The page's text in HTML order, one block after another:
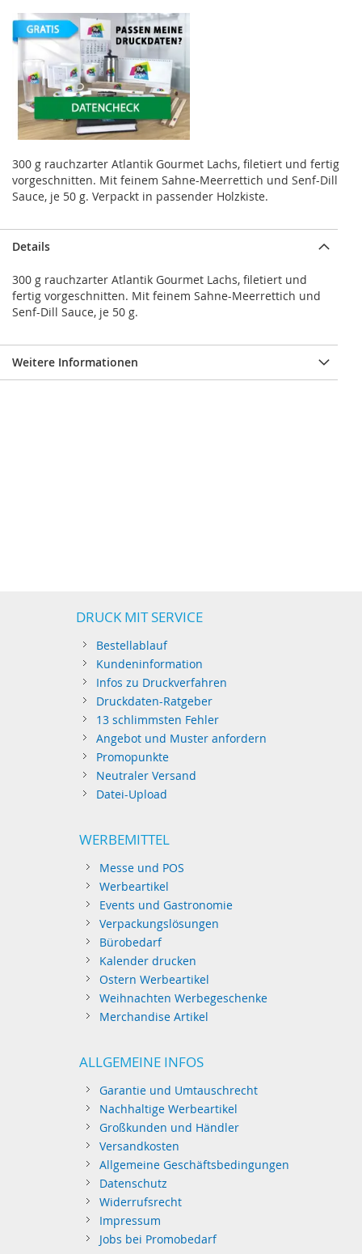
300 g rauchzarter Atlantik Gourmet Lachs, filetiert und fertig
vorgeschnitten. Mit feinem Sahne-Meerrettich und Senf-Dill
Sauce, je 50 g. Verpackt in passender Holzkiste.
Details
300 g rauchzarter Atlantik Gourmet Lachs, filetiert und
fertig vorgeschnitten. Mit feinem Sahne-Meerrettich und
Senf-Dill Sauce, je 50 g.
Weitere Informationen
DRUCK MIT SERVICE
Bestellablauf
Kundeninformation
Infos zu Druckverfahren
Druckdaten-Ratgeber
13 schlimmsten Fehler
Angebot und Muster anfordern
Promopunkte
Neutraler Versand
Datei-Upload
WERBEMITTEL
Messe und POS
Werbeartikel
Events und Gastronomie
Verpackungslösungen
Bürobedarf
Kalender drucken
Ostern Werbeartikel
Weihnachten Werbegeschenke
Merchandise Artikel
ALLGEMEINE INFOS
Garantie und Umtauschrecht
Nachhaltige Werbeartikel
Großkunden und Händler
Versandkosten
Allgemeine Geschäftsbedingungen
Datenschutz
Widerrufsrecht
Impressum
Jobs bei Promobedarf